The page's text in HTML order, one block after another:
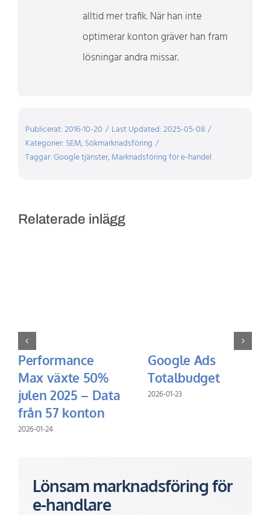
alltid mer trafik. När han inte
optimerar konton gräver han fram
lösningar andra missar.
Publicerat: 2016-10-20 / Last Updated: 2025-05-08 /
Kategorier: SEM,Sökmarknadsföring /
Taggar:Google tjänster,Marknadsföring för e-handel
Relaterade inlägg
Performance
Max växte 50%
julen 2025 – Data
från 57 konton
2026-01-24
Google Ads
Totalbudget
2026-01-23
Lönsam marknadsföring för
e-handlare